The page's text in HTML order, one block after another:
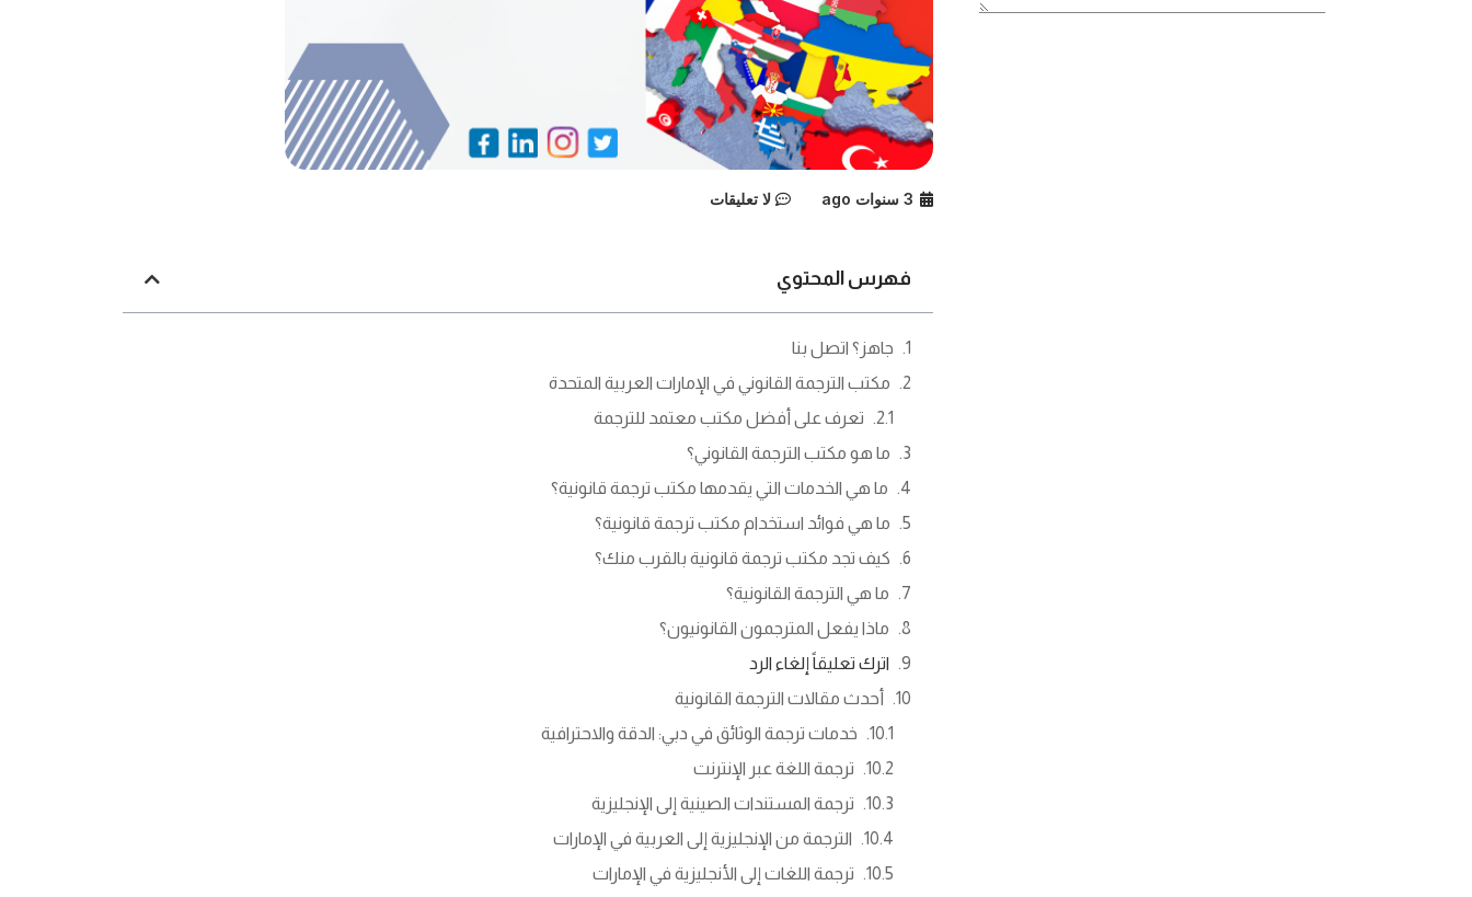
3 سنوات ago لا تعليقات
فهرس المحتوي
جاهز؟ اتصل بنا
مكتب الترجمة القانوني في الإمارات العربية المتحدة
تعرف على أفضل مكتب معتمد للترجمة
ما هو مكتب الترجمة القانوني؟
ما هي الخدمات التي يقدمها مكتب ترجمة قانونية؟
ما هي فوائد استخدام مكتب ترجمة قانونية؟
كيف تجد مكتب ترجمة قانونية بالقرب منك؟
ما هي الترجمة القانونية؟
ماذا يفعل المترجمون القانونيون؟
اترك تعليقاً إلغاء الرد
أحدث مقالات الترجمة القانونية
خدمات ترجمة الوثائق في دبي: الدقة والاحترافية
ترجمة اللغة عبر الإنترنت
ترجمة المستندات الصينية إلى الإنجليزية
الترجمة من الإنجليزية إلى العربية في الإمارات
ترجمة اللغات إلى الأنجليزية في الإمارات